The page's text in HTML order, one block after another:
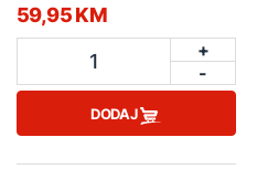
59,95 KM
1
+
-
DODAJ